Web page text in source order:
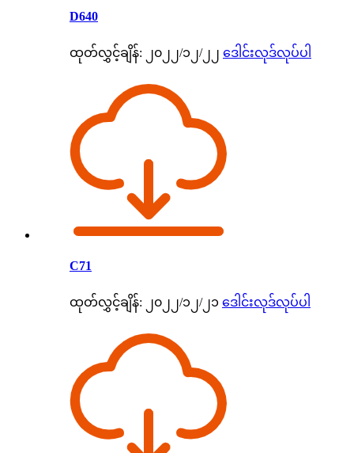
D640
ထုတ်လွှင့်ချိန်: ၂၀၂၂/၁၂/၂၂ ဒေါင်းလုဒ်လုပ်ပါ
C71
ထုတ်လွှင့်ချိန်: ၂၀၂၂/၁၂/၂၁ ဒေါင်းလုဒ်လုပ်ပါ